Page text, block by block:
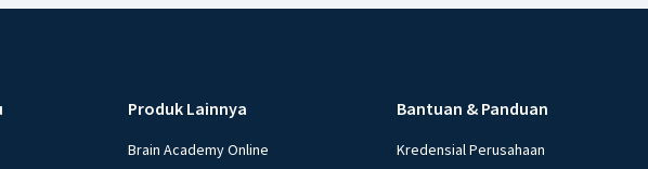
Produk Lainnya
Brain Academy Online
Bantuan & Panduan
Kredensial Perusahaan